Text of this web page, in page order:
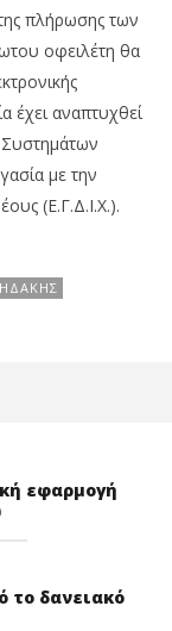
πλήρωσης των
οφειλέτη θα
έχει αναπτυχθεί
με την
(Ε.Γ.Δ.Ι.Χ.).
εφαρμογή
το δανειακό